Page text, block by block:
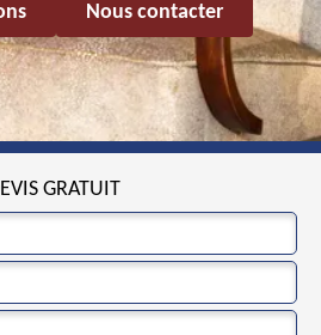
Nous contacter
GRATUIT